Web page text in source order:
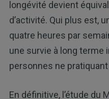
longévité devient
d’activité. Qui plus est,
quatre heures par
une survie à long terme
personnes ne
En définitive, l’étude du